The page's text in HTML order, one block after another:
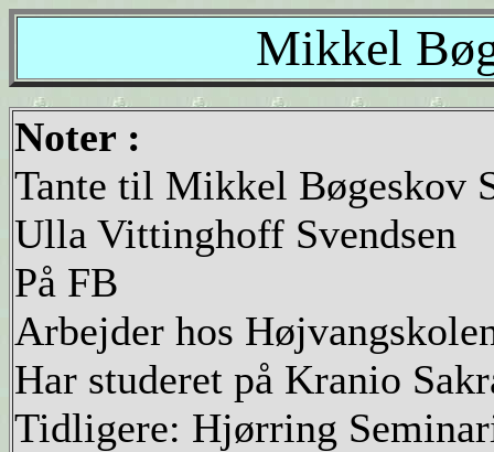
Mikkel
Noter :
Tante til Mikkel Bøgeskov
Ulla Vittinghoff Svendsen
På FB
Arbejder hos
Har studeret på Kranio
Tidligere: Hjørring